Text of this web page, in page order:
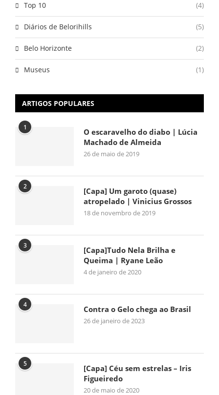
Top 10 (4)
Diários de Belorihills (5)
Belo Horizonte (2)
Museus (1)
ARTIGOS POPULARES
1
O escaravelho do diabo | Lúcia
Machado de Almeida
26 de maio de 2019
2
[Capa] Um garoto (quase)
atropelado | Vinicius Grossos
18 de novembro de 2019
3
[Capa]Tudo Nela Brilha e
Queima | Ryane Leão
4 de janeiro de 2020
4 Contra o Gelo chega ao Brasil
26 de janeiro de 2023
5
[Capa] Céu sem estrelas – Iris
Figueiredo
20 de maio de 2020